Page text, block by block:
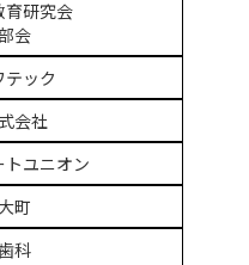
育研究会
会
テック
会社
トユニオン
町
科